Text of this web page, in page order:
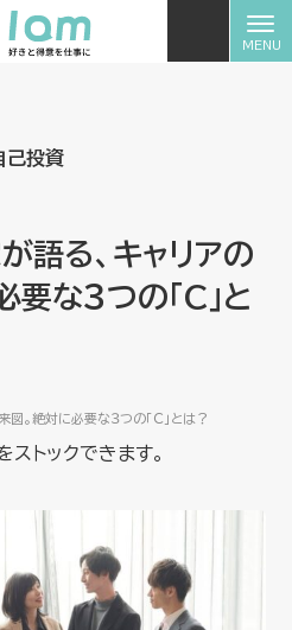
己投資
語る、キャリアの
な３つの「C」と
。絶対に必要な３つの「C」とは？
ストックできます。